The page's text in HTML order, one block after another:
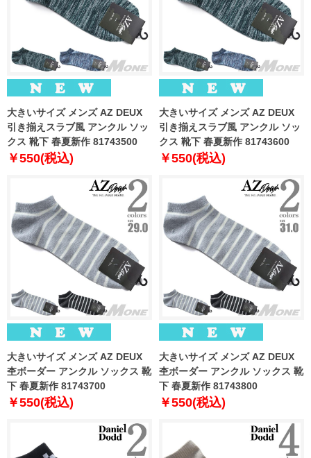
大きいサイズ メンズ AZ DEUX
引き揃えスラブ風 アンクル ソッ
クス 靴下 春夏新作 81743500
￥550(税込)
大きいサイズ メンズ AZ DEUX
引き揃えスラブ風 アンクル ソッ
クス 靴下 春夏新作 81743600
￥550(税込)
大きいサイズ メンズ AZ DEUX
杢ボーダー アンクル ソックス 靴
下 春夏新作 81743700
￥550(税込)
大きいサイズ メンズ AZ DEUX
杢ボーダー アンクル ソックス 靴
下 春夏新作 81743800
￥550(税込)